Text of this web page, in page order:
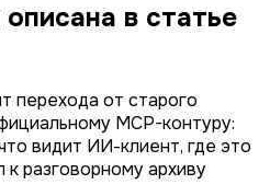
в статье
перехода от старого
MCP-контуру:
видит ИИ-клиент, где это
разговорному архиву